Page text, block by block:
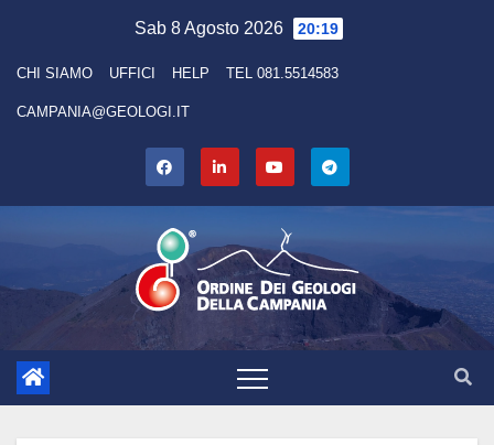
content
Sab 8 Agosto 2026 20:19
CHI SIAMO UFFICI HELP TEL 081.5514583
CAMPANIA@GEOLOGI.IT